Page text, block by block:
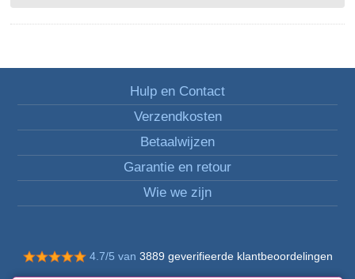
Hulp en Contact
Verzendkosten
Betaalwijzen
Garantie en retour
Wie we zijn
4.7/5 van 3889 geverifieerde klantbeoordelingen